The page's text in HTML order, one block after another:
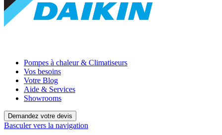
Pompes à chaleur & Climatiseurs
Vos besoins
Votre Blog
Aide & Services
Showrooms
Demandez votre devis
Basculer vers la navigation